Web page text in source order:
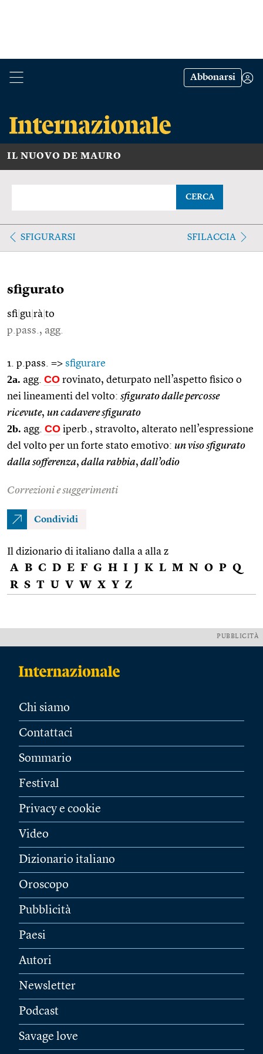
Abbonarsi
IL NUOVO DE MAURO
CERCA
SFIGURARSI SFILACCIA
sfigurato
sfi gu rà to
p.pass., agg.
1. p.pass. => sfigurare
2a. agg. CO rovinato, deturpato nell’aspetto fisico o
nei lineamenti del volto: sfigurato dalle percosse
ricevute, un cadavere sfigurato
2b. agg. CO iperb., stravolto, alterato nell’espressione
del volto per un forte stato emotivo: un viso sfigurato
dalla sofferenza, dalla rabbia, dall’odio
Correzioni e suggerimenti
Condividi
Il dizionario di italiano dalla a alla z
A B C D E F G H I J K L M N O P Q
R S T U V W X Y Z
PUBBLICITÀ
Chi siamo
Contattaci
Sommario
Festival
Privacy e cookie
Video
Dizionario italiano
Oroscopo
Pubblicità
Paesi
Autori
Newsletter
Podcast
Savage love